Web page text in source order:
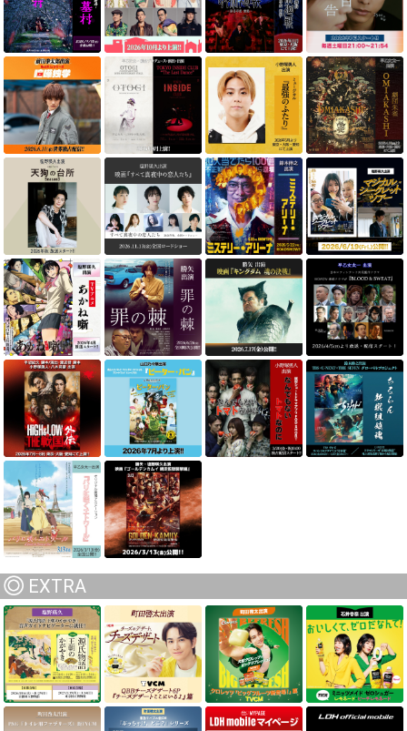
EXTRA